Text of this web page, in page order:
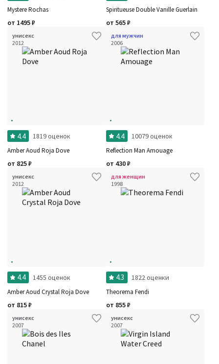
Mystere Rochas
от 1495₽
Spiritueuse Double Vanille Guerlain
от 565₽
унисекс
2012
4.4 1819 оценок
Amber Aoud Roja Dove
от 825₽
для мужчин
2006
4.4 10079 оценок
Reflection Man Amouage
от 430₽
унисекс
2012
4.4 1455 оценок
Amber Aoud Crystal Roja Dove
от 815₽
для женщин
1998
4.3 1822 оценки
Theorema Fendi
от 855₽
унисекс
2007
унисекс
2007